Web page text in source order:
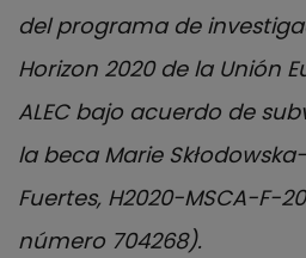
del programa de
Horizon 2020 de la Unión
ALEC bajo acuerdo de
la beca Marie
Fuertes, H2020-MSCA-F-
número 704268).